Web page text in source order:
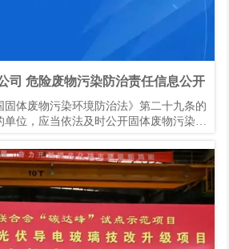
司 危险废物污染防治责任信息公开
固体废物污染环境防治法》第二十九条的
位，应当依法及时公开固体废物污染环